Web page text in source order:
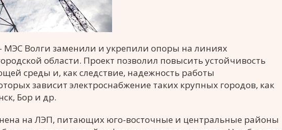
МЭС Волги заменили и укрепили опоры на линиях
области. Проект позволил повысить устойчивость
среды и, как следствие, надежность работы
зависит электроснабжение таких крупных городов, как
Бор и др.
на ЛЭП, питающих юго-восточные и центральные районы